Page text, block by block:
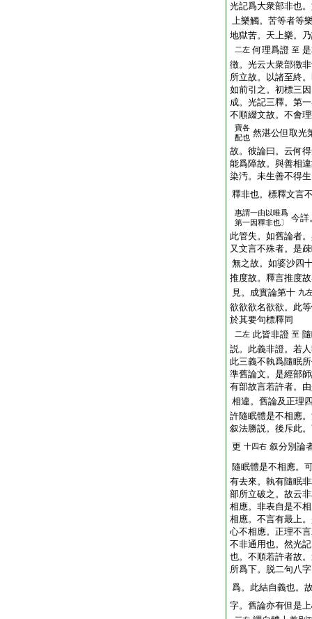
光記爲大衆部非也
上樂觸。苦等者等
地獄苦。天上樂。
二左 何理爲證 至
徴。光云大衆部徴
所立故。以諸至終
如前引之。初標三
成。光記三釋。第
不順綴文故。不會
寶各
配也 然湛公但取光
故。彼論曰。云何
能爲障故。與善相
染汚。未生善不得
釋非也。標釋文言
惠謂一由以唯爲
第一因釋非也〕
今詳
此管失。如舊論者
又文言不殊者。是
無之故。如婆沙四
推度故。釋言推度
見。成實論第十 九
欲欲欲名欲欲。此
於其要句標釋同
二左 此皆非證 至
説。此義非證。若
此三義不執爲隨眠
準舊論文。是經部
有部故言若許者。
相違。舊論及正理
許隨眠體是不相應
叙法勝説。後斥此
更 十四右 叙分別論
隨眠體是不相應。
有去來。執有隨眠
部所立破之。故云
相應。非表自是不
相應。不言有最上
心不相應。正理不
不非通用也。然光
也。不順若許者故
所爲下。脱二句八
爲。此結自義也。
字。舊論亦有但是